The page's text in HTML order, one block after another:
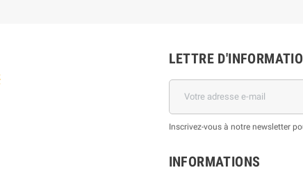
LETTRE
Inscrivez-vous à notre newsletter
INFORMATIONS